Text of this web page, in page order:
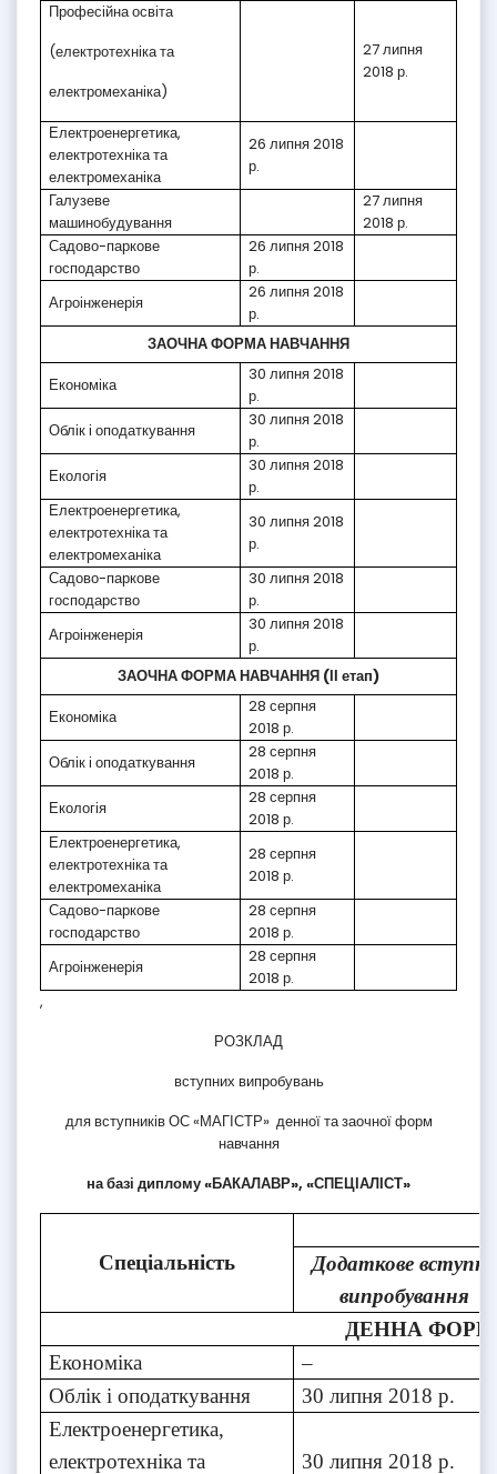
Професійна освіта
(електротехніка та
електромеханіка)
27 липня
2018 р.
Електроенергетика,
електротехніка та
електромеханіка
26 липня 2018
р.
Галузеве
машинобудування
27 липня
2018 р.
Садово-паркове
господарство
26 липня 2018
р.
Агроінженерія
26 липня 2018
р.
ЗАОЧНА ФОРМА НАВЧАННЯ
Економіка
30 липня 2018
р.
Облік і оподаткування
30 липня 2018
р.
Екологія
30 липня 2018
р.
Електроенергетика,
електротехніка та
електромеханіка
30 липня 2018
р.
Садово-паркове
господарство
30 липня 2018
р.
Агроінженерія
30 липня 2018
р.
ЗАОЧНА ФОРМА НАВЧАННЯ (ІІ етап)
Економіка
28 серпня
2018 р.
Облік і оподаткування
28 серпня
2018 р.
Екологія
28 серпня
2018 р.
Електроенергетика,
електротехніка та
електромеханіка
28 серпня
2018 р.
Садово-паркове
господарство
28 серпня
2018 р.
Агроінженерія
28 серпня
2018 р.
,
РОЗКЛАД
вступних випробувань
для вступників ОС «МАГІСТР» денної та заочної форм
навчання
на базі диплому «БАКАЛАВР», «СПЕЦІАЛІСТ»
Спеціальність
Додаткове вступне
випробування
ДЕННА
Економіка
–
Облік і оподаткування
30 липня 2018 р.
Електроенергетика,
електротехніка та
30 липня 2018 р.